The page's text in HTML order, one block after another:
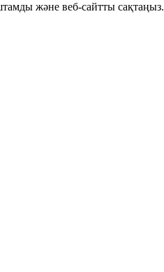
және веб-сайтты сақтаңыз.